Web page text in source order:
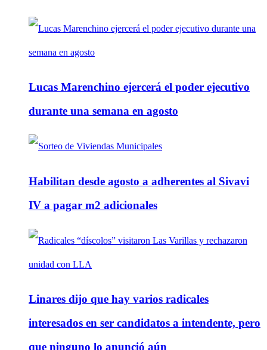
Lucas Marenchino ejercerá el poder ejecutivo
durante una semana en agosto
Habilitan desde agosto a adherentes al Sivavi
IV a pagar m2 adicionales
Linares dijo que hay varios radicales
interesados en ser candidatos a intendente, pero
que ninguno lo anunció aún